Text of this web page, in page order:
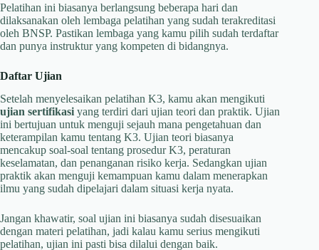
Pelatihan ini biasanya berlangsung beberapa hari dan
dilaksanakan oleh lembaga pelatihan yang sudah terakreditasi
oleh BNSP. Pastikan lembaga yang kamu pilih sudah terdaftar
dan punya instruktur yang kompeten di bidangnya.
Daftar Ujian
Setelah menyelesaikan pelatihan K3, kamu akan mengikuti
ujian sertifikasiyang terdiri dari ujian teori dan praktik. Ujian
ini bertujuan untuk menguji sejauh mana pengetahuan dan
keterampilan kamu tentang K3. Ujian teori biasanya
mencakup soal-soal tentang prosedur K3, peraturan
keselamatan, dan penanganan risiko kerja. Sedangkan ujian
praktik akan menguji kemampuan kamu dalam menerapkan
ilmu yang sudah dipelajari dalam situasi kerja nyata.
Jangan khawatir, soal ujian ini biasanya sudah disesuaikan
dengan materi pelatihan, jadi kalau kamu serius mengikuti
pelatihan, ujian ini pasti bisa dilalui dengan baik.